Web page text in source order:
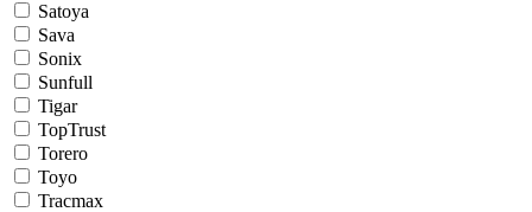
Satoya
Sava
Sonix
Sunfull
Tigar
TopTrust
Torero
Toyo
Tracmax